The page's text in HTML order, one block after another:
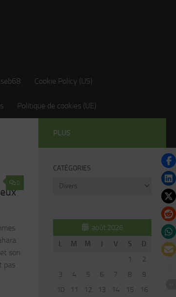
Cookie Policy (US)
Politique de cookies (UE)
0
son
pas
PLUS
CATÉGORIES
Catégories
août 2026
L
M M J V S
D
1
2
3
4 5 6 7 8
9
10
11 12 13 14 15
16